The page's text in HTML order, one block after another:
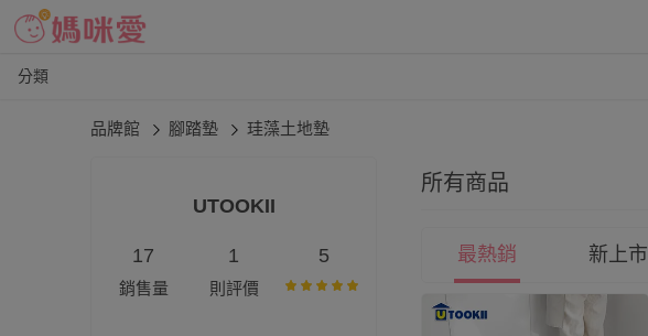
分類
品牌館 腳踏墊 珪藻土地墊
UTOOKII
17
銷售量
1
則評價
5
所有商品
最熱銷 新上市